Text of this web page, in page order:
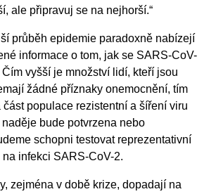
ale připravuj se na nejhorší.“
průběh epidemie paradoxně nabízejí
informace o tom, jak se SARS-CoV-
vyšší je množství lidí, kteří jsou
žádné příznaky onemocnění, tím
populace rezistentní a šíření viru
bude potvrzena nebo
schopni testovat reprezentativní
infekci SARS-CoV-2.
zejména v době krize, dopadají na